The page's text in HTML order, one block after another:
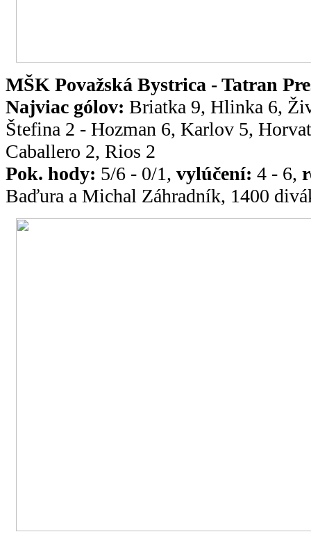
MŠK Považská Bystrica - Tatran
Najviac gólov: Briatka 9, Hlinka 6,
Štefina 2 - Hozman 6, Karlov 5,
Caballero 2, Rios 2
Pok. hody: 5/6 - 0/1, vylúčení: 4 - 6,
Baďura a Michal Záhradník, 1400